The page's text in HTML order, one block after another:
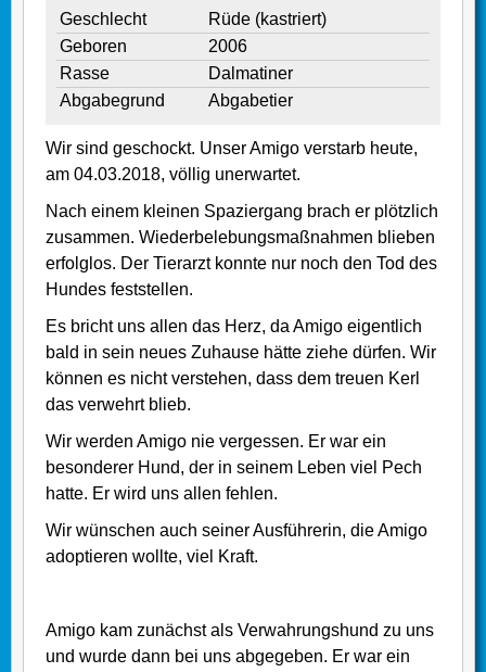
Geschlecht
Rüde (kastriert)
Geboren
2006
Rasse
Dalmatiner
Abgabegrund
Abgabetier
Wir sind geschockt. Unser Amigo verstarb heute,
am 04.03.2018, völlig unerwartet.
Nach einem kleinen Spaziergang brach er plötzlich
zusammen. Wiederbelebungsmaßnahmen blieben
erfolglos. Der Tierarzt konnte nur noch den Tod des
Hundes feststellen.
Es bricht uns allen das Herz, da Amigo eigentlich
bald in sein neues Zuhause hätte ziehe dürfen. Wir
können es nicht verstehen, dass dem treuen Kerl
das verwehrt blieb.
Wir werden Amigo nie vergessen. Er war ein
besonderer Hund, der in seinem Leben viel Pech
hatte. Er wird uns allen fehlen.
Wir wünschen auch seiner Ausführerin, die Amigo
adoptieren wollte, viel Kraft.
Amigo kam zunächst als Verwahrungshund zu uns
und wurde dann bei uns abgegeben. Er war ein